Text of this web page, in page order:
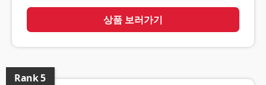
상품 보러가기
Rank5